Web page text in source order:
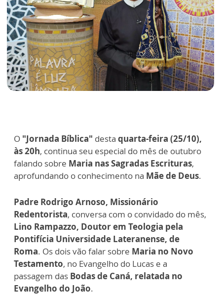
O "Jornada Bíblica" desta quarta-feira (25/10),
às 20h, continua seu especial do mês de outubro
falando sobre Maria nas Sagradas Escrituras,
aprofundando o conhecimento na Mãe de Deus.
Padre Rodrigo Arnoso, Missionário
Redentorista, conversa com o convidado do mês,
Lino Rampazzo, Doutor em Teologia pela
Pontifícia Universidade Lateranense, de
Roma. Os dois vão falar sobre Maria no Novo
Testamento, no Evangelho do Lucas e a
passagem das Bodas de Caná, relatada no
Evangelho do João.